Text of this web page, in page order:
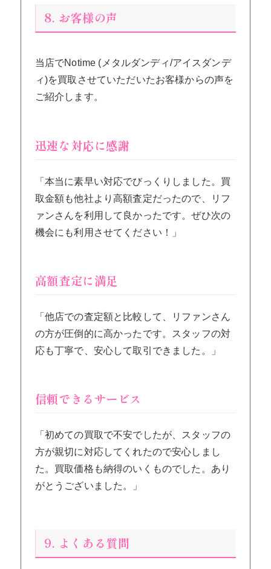
8. お客様の声
当店でNotime (メタルダンディ/アイスダンデ
ィ)を買取させていただいたお客様からの声を
ご紹介します。
迅速な対応に感謝
「本当に素早い対応でびっくりしました。買
取金額も他社より高額査定だったので、リフ
ァンさんを利用して良かったです。ぜひ次の
機会にも利用させてください！」
高額査定に満足
「他店での査定額と比較して、リファンさん
の方が圧倒的に高かったです。スタッフの対
応も丁寧で、安心して取引できました。」
信頼できるサービス
「初めての買取で不安でしたが、スタッフの
方が親切に対応してくれたので安心しまし
た。買取価格も納得のいくものでした。あり
がとうございました。」
9. よくある質問